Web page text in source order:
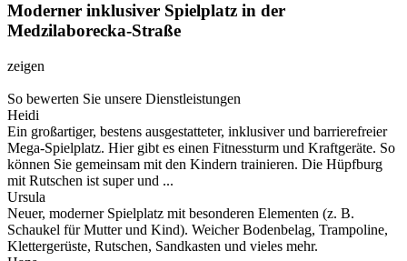
Moderner inklusiver Spielplatz in der
Medzilaborecka-Straße
zeigen
So bewerten Sie unsere Dienstleistungen
Heidi
Ein großartiger, bestens ausgestatteter, inklusiver und barrierefreier
Mega-Spielplatz. Hier gibt es einen Fitnessturm und Kraftgeräte. So
können Sie gemeinsam mit den Kindern trainieren. Die Hüpfburg
mit Rutschen ist super und ...
Ursula
Neuer, moderner Spielplatz mit besonderen Elementen (z. B.
Schaukel für Mutter und Kind). Weicher Bodenbelag, Trampoline,
Klettergerüste, Rutschen, Sandkasten und vieles mehr.